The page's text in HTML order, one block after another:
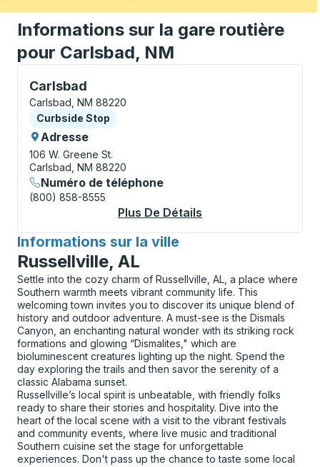
Informations sur la gare routière
pour Carlsbad, NM
Carlsbad
Curbside Stop, utilisez les touches fléchées ou la
Carlsbad, NM 88220
Curbside Stop
Curbside Stop
Adresse
106 W. Greene St.
Carlsbad, NM 88220
Numéro de téléphone
(800) 858-8555
Plus De Détails
Informations sur la ville
pour
Russellville, AL
Settle into the cozy charm of Russellville, AL, a place where
Southern warmth meets vibrant community life. This
welcoming town invites you to discover its unique blend of
history and outdoor adventure. A must-see is the Dismals
Canyon, an enchanting natural wonder with its striking rock
formations and glowing “Dismalites," which are
bioluminescent creatures lighting up the night. Spend the
day exploring the trails and then savor the serenity of a
classic Alabama sunset.
Russellville’s local spirit is unbeatable, with friendly folks
ready to share their stories and hospitality. Dive into the
heart of the local scene with a visit to the vibrant festivals
and community events, where live music and traditional
Southern cuisine set the stage for unforgettable
experiences. Don't pass up the chance to taste some local